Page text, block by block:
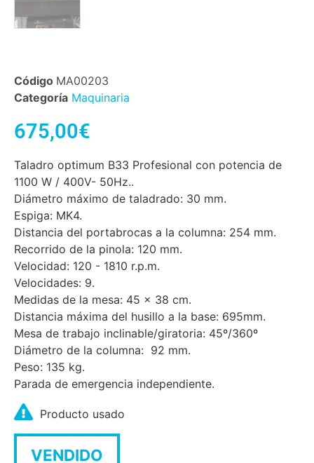
Código MA00203
Categoría Maquinaria
675,00€
Taladro optimum B33 Profesional con potencia de
1100 W / 400V- 50Hz..
Diámetro máximo de taladrado: 30 mm.
Espiga: MK4.
Distancia del portabrocas a la columna: 254 mm.
Recorrido de la pinola: 120 mm.
Velocidad: 120 - 1810 r.p.m.
Velocidades: 9.
Medidas de la mesa: 45 x 38 cm.
Distancia máxima del husillo a la base: 695mm.
Mesa de trabajo inclinable/giratoria: 45º/360º
Diámetro de la columna: 92 mm.
Peso: 135 kg.
Parada de emergencia independiente.
Producto usado
VENDIDO